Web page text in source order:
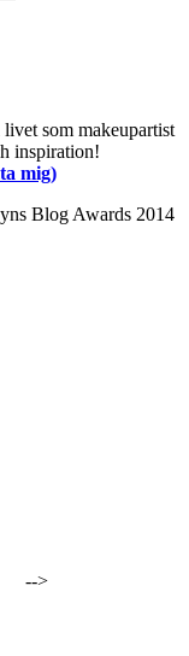
som makeupartist
inspiration!
mig)
Blog Awards 2014
-->